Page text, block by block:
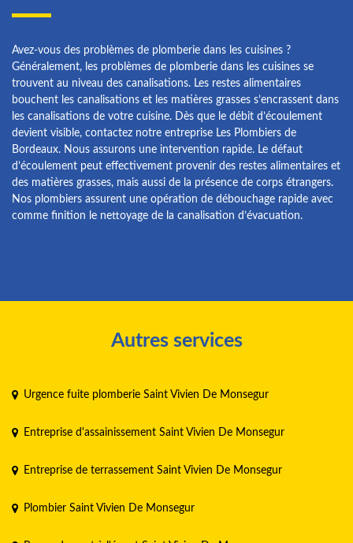
Avez-vous des problèmes de plomberie dans les cuisines ?
Généralement, les problèmes de plomberie dans les cuisines se
trouvent au niveau des canalisations. Les restes alimentaires
bouchent les canalisations et les matières grasses s’encrassent dans
les canalisations de votre cuisine. Dès que le débit d’écoulement
devient visible, contactez notre entreprise Les Plombiers de
Bordeaux. Nous assurons une intervention rapide. Le défaut
d’écoulement peut effectivement provenir des restes alimentaires et
des matières grasses, mais aussi de la présence de corps étrangers.
Nos plombiers assurent une opération de débouchage rapide avec
comme finition le nettoyage de la canalisation d’évacuation.
Autres services
Urgence fuite plomberie Saint Vivien De Monsegur
Entreprise d'assainissement Saint Vivien De Monsegur
Entreprise de terrassement Saint Vivien De Monsegur
Plombier Saint Vivien De Monsegur